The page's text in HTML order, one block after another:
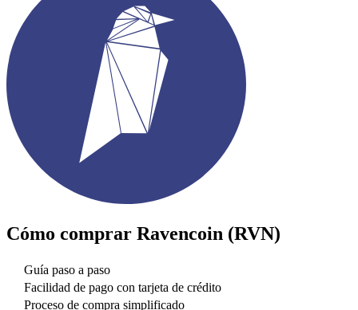
Cómo comprar Ravencoin (RVN)
Guía paso a paso
Facilidad de pago con tarjeta de crédito
Proceso de compra simplificado